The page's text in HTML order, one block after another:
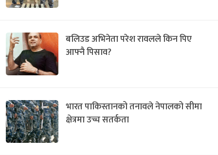
बलिउड अभिनेता परेश रावलले किन पिए
आफ्नै पिसाव?
भारत पाकिस्तानको तनावले नेपालको सीमा
क्षेत्रमा उच्च सतर्कता